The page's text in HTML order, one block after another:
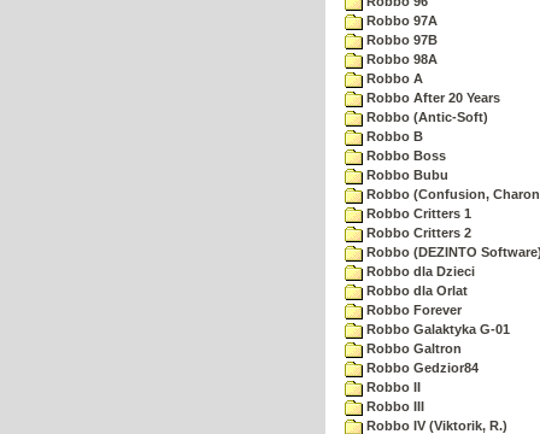
Robbo 97A
Robbo 97B
Robbo 98A
Robbo A
Robbo After 20 Years
Robbo (Antic-Soft)
Robbo B
Robbo Boss
Robbo Bubu
Robbo (Confusion,
Robbo Critters 1
Robbo Critters 2
Robbo (DEZINTO
Robbo dla Dzieci
Robbo dla Orlat
Robbo Forever
Robbo Galaktyka G-01
Robbo Galtron
Robbo Gedzior84
Robbo II
Robbo III
Robbo IV (Viktorik, R.)